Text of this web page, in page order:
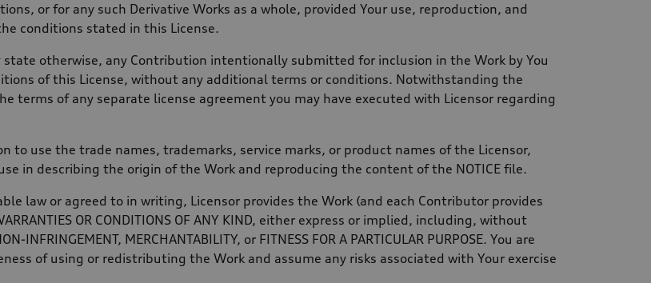
or for any such Derivative Works as a whole, provided Your use, reproduction, and
conditions stated in this License.
otherwise, any Contribution intentionally submitted for inclusion in the Work by You
of this License, without any additional terms or conditions. Notwithstanding the
terms of any separate license agreement you may have executed with Licensor regarding
to use the trade names, trademarks, service marks, or product names of the Licensor,
in describing the origin of the Work and reproducing the content of the NOTICE file.
law or agreed to in writing, Licensor provides the Work (and each Contributor provides
OR CONDITIONS OF ANY KIND, either express or implied, including, without
MERCHANTABILITY, or FITNESS FOR A PARTICULAR PURPOSE. You are
of using or redistributing the Work and assume any risks associated with Your exercise